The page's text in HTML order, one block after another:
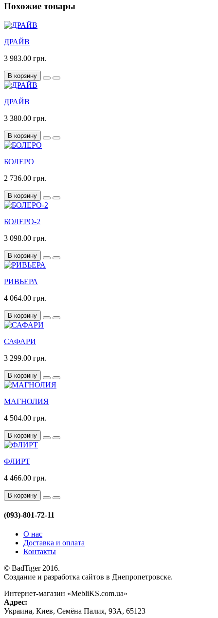
Похожие товары
ДРАЙВ
3 983.00 грн.
В корзину
ДРАЙВ
3 380.00 грн.
В корзину
БОЛЕРО
2 736.00 грн.
В корзину
БОЛЕРО-2
3 098.00 грн.
В корзину
РИВЬЕРА
4 064.00 грн.
В корзину
САФАРИ
3 299.00 грн.
В корзину
МАГНОЛИЯ
4 504.00 грн.
В корзину
ФЛИРТ
4 466.00 грн.
В корзину
(093)-801-72-11
О нас
Доставка и оплата
Контакты
© BadTiger 2016.
Создание и разработка сайтов в Днепропетровске.
Интернет-магазин «MebliKS.com.ua»
Адрес:
Украина, Киев, Семёна Палия, 93А, 65123